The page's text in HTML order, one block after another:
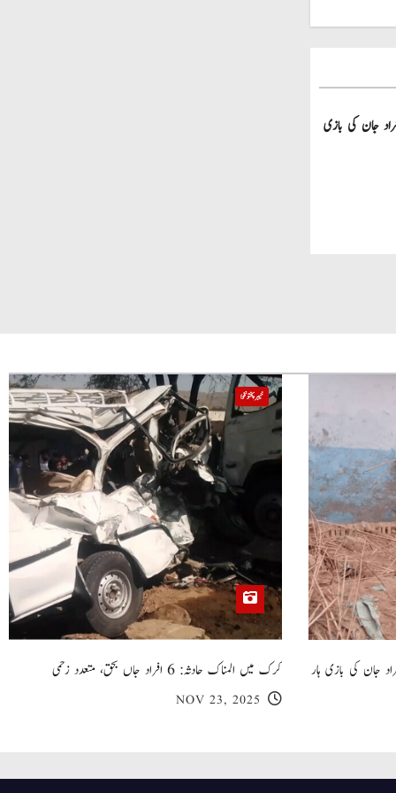
گھر کی چھت گرنے کا سانحہ: 5 افراد جان کی بازی
گھر کی چھت گرنے کا سانحہ: 5 افراد جان کی بازی ہار
خیبر پختونخوا
کرک میں المناک حادثہ: 6 افراد جاں بحق، متعدد زخمی
NOV 23, 2025